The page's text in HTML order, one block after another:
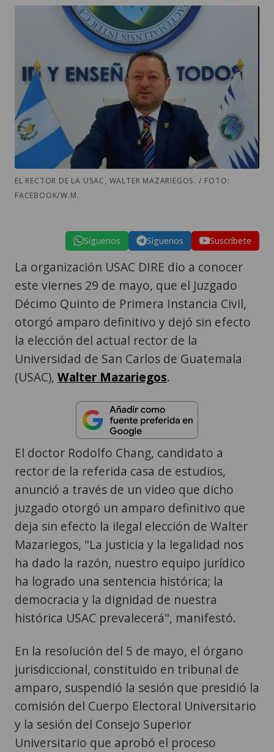
EL RECTOR DE LA USAC, WALTER MAZARIEGOS. / FOTO:
FACEBOOK/W.M.
Síguenos Síguenos Suscríbete
La organización USAC DIRE dio a conocer
este viernes 29 de mayo, que el Juzgado
Décimo Quinto de Primera Instancia Civil,
otorgó amparo definitivo y dejó sin efecto
la elección del actual rector de la
Universidad de San Carlos de Guatemala
(USAC), Walter Mazariegos.
El doctor Rodolfo Chang, candidato a
rector de la referida casa de estudios,
anunció a través de un video que dicho
juzgado otorgó un amparo definitivo que
deja sin efecto la ilegal elección de Walter
Mazariegos, "La justicia y la legalidad nos
ha dado la razón, nuestro equipo jurídico
ha logrado una sentencia histórica; la
democracia y la dignidad de nuestra
histórica USAC prevalecerá", manifestó.
En la resolución del 5 de mayo, el órgano
jurisdiccional, constituido en tribunal de
amparo, suspendió la sesión que presidió la
comisión del Cuerpo Electoral Universitario
y la sesión del Consejo Superior
Universitario que aprobó el proceso